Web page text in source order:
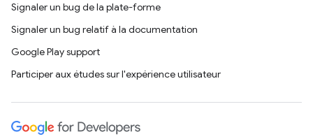
Signaler un bug de la plate-forme
Signaler un bug relatif à la documentation
Google Play support
Participer aux études sur l'expérience utilisateur